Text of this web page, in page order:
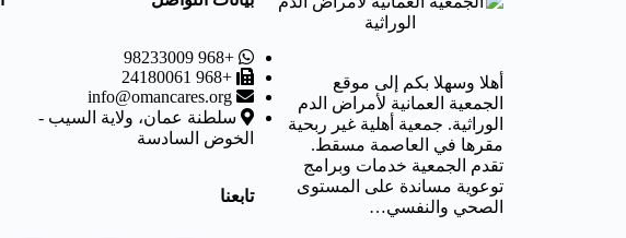
أهلا وسهلا بكم إلى موقع
الجمعية العمانية لأمراض الدم
الوراثية. جمعية أهلية غير ربحية
مقرها في العاصمة مسقط.
تقدم الجمعية خدمات وبرامج
توعوية مساندة على المستوى
الصحي والنفسي…
+968 98233009
+968 24180061
info@omancares.org
سلطنة عمان، ولاية السيب -
الخوض السادسة
تابعنا